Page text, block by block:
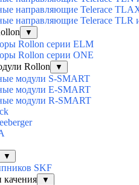
направляющие Telerace
направляющие Telerace TLR
▼
Rollon серии ELM
Rollon серии ONE
Rollon
▼
модули S-SMART
модули E-SMART
модули R-SMART
▼
SKF
▼